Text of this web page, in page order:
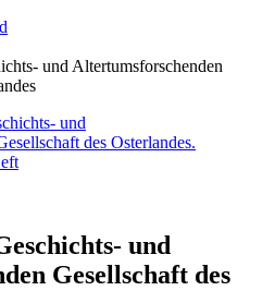
und Altertumsforschenden
und
Gesellschaft des